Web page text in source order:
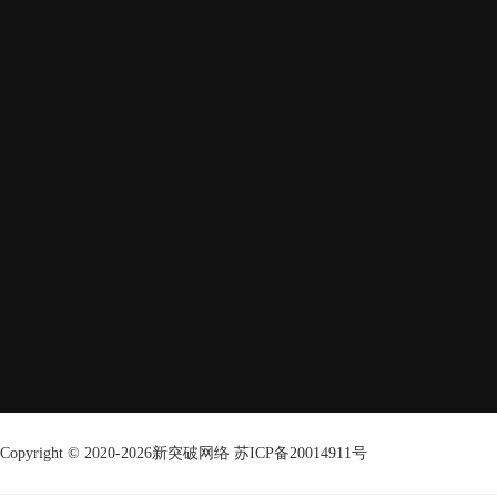
Copyright © 2020-2026新突破网络 苏ICP备20014911号